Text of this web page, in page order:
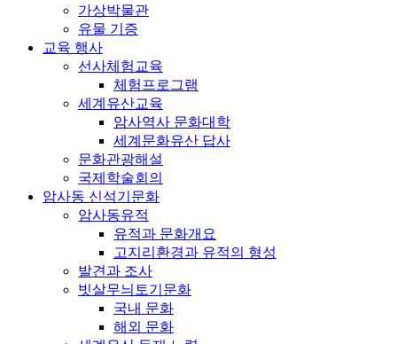
가상박물관
유물 기증
교육 행사
선사체험교육
체험프로그램
세계유산교육
암사역사 문화대학
세계문화유산 답사
문화관광해설
국제학술회의
암사동 신석기문화
암사동유적
유적과 문화개요
고지리환경과 유적의 형성
발견과 조사
빗살무늬토기문화
국내 문화
해외 문화